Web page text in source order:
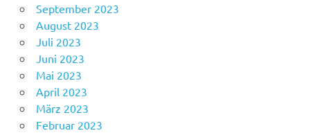
September 2023
August 2023
Juli 2023
Juni 2023
Mai 2023
April 2023
März 2023
Februar 2023